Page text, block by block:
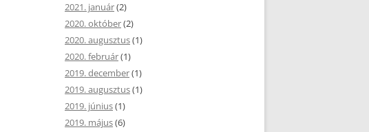
2021. január(2)
2020. október(2)
2020. augusztus(1)
2020. február(1)
2019. december(1)
2019. augusztus(1)
2019. június(1)
2019. május(6)